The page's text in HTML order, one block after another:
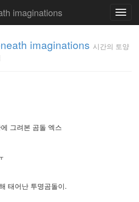
imaginations
imaginations 시간의 토양
그려본 곰돌 엑스
태어난 투명곰돌이.